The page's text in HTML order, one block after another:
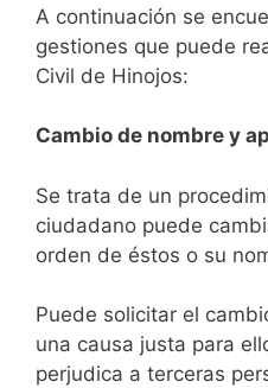
A continuación se
gestiones que puede
Civil de Hinojos:
Cambio de nombre y
Se trata de un
ciudadano puede
orden de éstos o su
Puede solicitar el
una causa justa para
perjudica a terceras